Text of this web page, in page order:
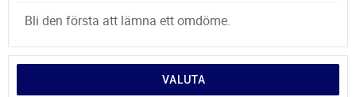
Bli den första att lämna ett omdöme.
VALUTA